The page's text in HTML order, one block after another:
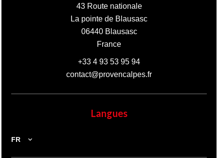
43 Route nationale
La pointe de Blausasc
06440Blausasc
France
+33 4 93 53 95 94
contact@provencalpes.fr
Langues
FR